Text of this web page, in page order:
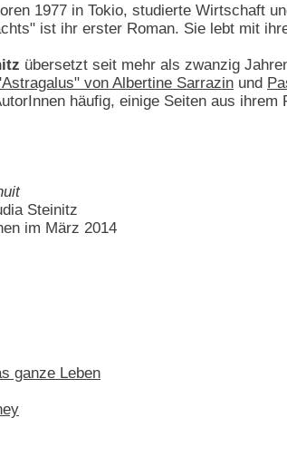
1977 in Tokio, studierte Wirtschaft
ist ihr erster Roman. Sie lebt mit
übersetzt seit mehr als zwanzig
von Albertine Sarrazin und
häufig, einige Seiten aus
Steinitz
im März 2014
ganze Leben